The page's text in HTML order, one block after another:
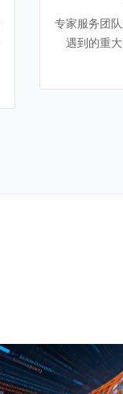
专家服务团
遇到的重